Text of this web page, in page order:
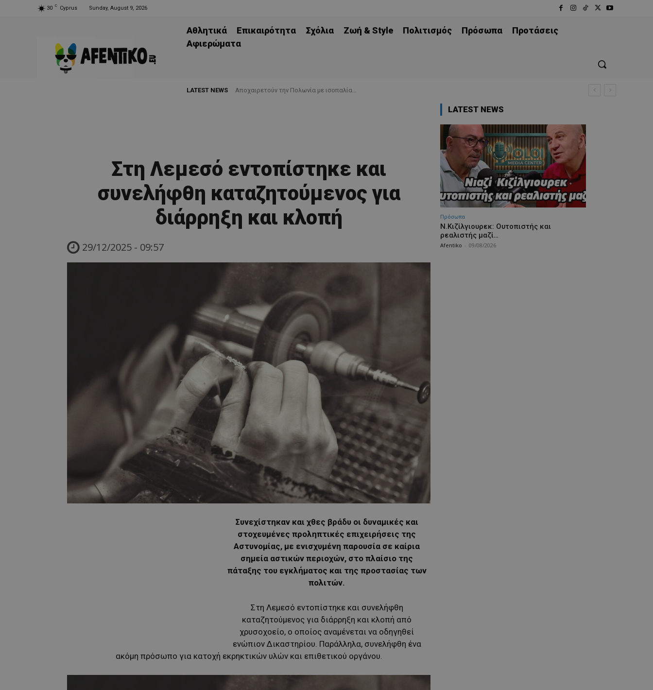
30 C Cyprus Sunday, August 9, 2026
Αθλητικά Επικαιρότητα Σχόλια Ζωή & Style Πολιτισμός Πρόσωπα
Προτάσεις
Aφιερώματα
LATEST NEWS Aποχαιρετούν την Πολωνία με ισοπαλία…
Στη Λεμεσό εντοπίστηκε και
συνελήφθη καταζητούμενος για
διάρρηξη και κλοπή
29/12/2025 - 09:57
Συνεχίστηκαν και χθες βράδυ οι δυναμικές και
στοχευμένες προληπτικές επιχειρήσεις της
Αστυνομίας, με ενισχυμένη παρουσία σε καίρια
σημεία αστικών περιοχών, στο πλαίσιο της
πάταξης του εγκλήματος και της προστασίας των
πολιτών.
Στη Λεμεσό εντοπίστηκε και συνελήφθη
καταζητούμενος για διάρρηξη και κλοπή από
χρυσοχοείο, ο οποίος αναμένεται να οδηγηθεί
ενώπιον Δικαστηρίου. Παράλληλα, συνελήφθη ένα
ακόμη πρόσωπο για κατοχή εκρηκτικών υλών και επιθετικού οργάνου.
LATEST NEWS
Πρόσωπα
Ν.Κιζίλγιουρεκ: Ουτοπιστής και
ρεαλιστής μαζί…
Afentiko 09/08/2026